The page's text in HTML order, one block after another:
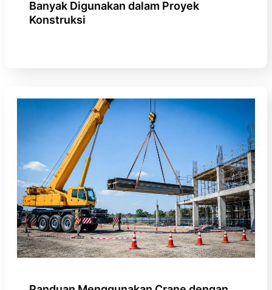
Banyak Digunakan dalam Proyek
Konstruksi